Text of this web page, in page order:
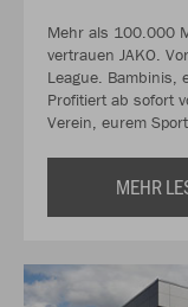
Mehr als 100.000
vertrauen JAKO.
League. Bambinis,
Profitiert ab sofort
Verein, eurem
MEHR